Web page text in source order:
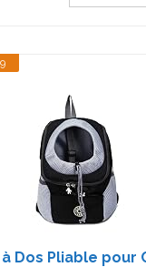
Dos Pliable pour